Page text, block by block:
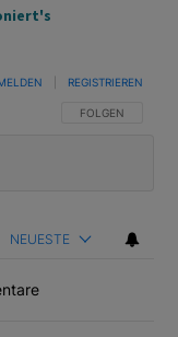
FOLGE DIESER
FOLGEN
REGISTRIEREN
NEUESTE